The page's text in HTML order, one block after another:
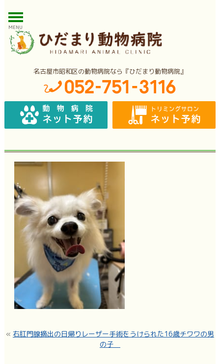
MENU
名古屋市昭和区の動物病院なら『ひだまり動物病院』
« 右肛門腺摘出の日帰りレーザー手術をうけられた16歳チワワの男
の子